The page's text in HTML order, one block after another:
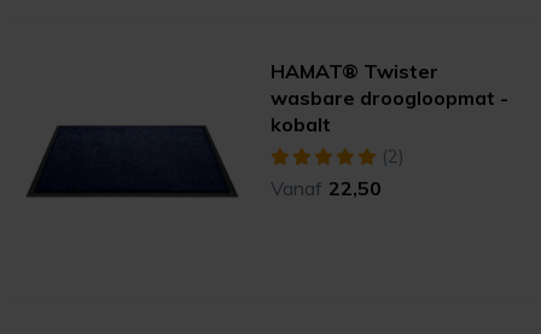
HAMAT® Twister
wasbare droogloopmat -
kobalt
(2)
Vanaf 22,50